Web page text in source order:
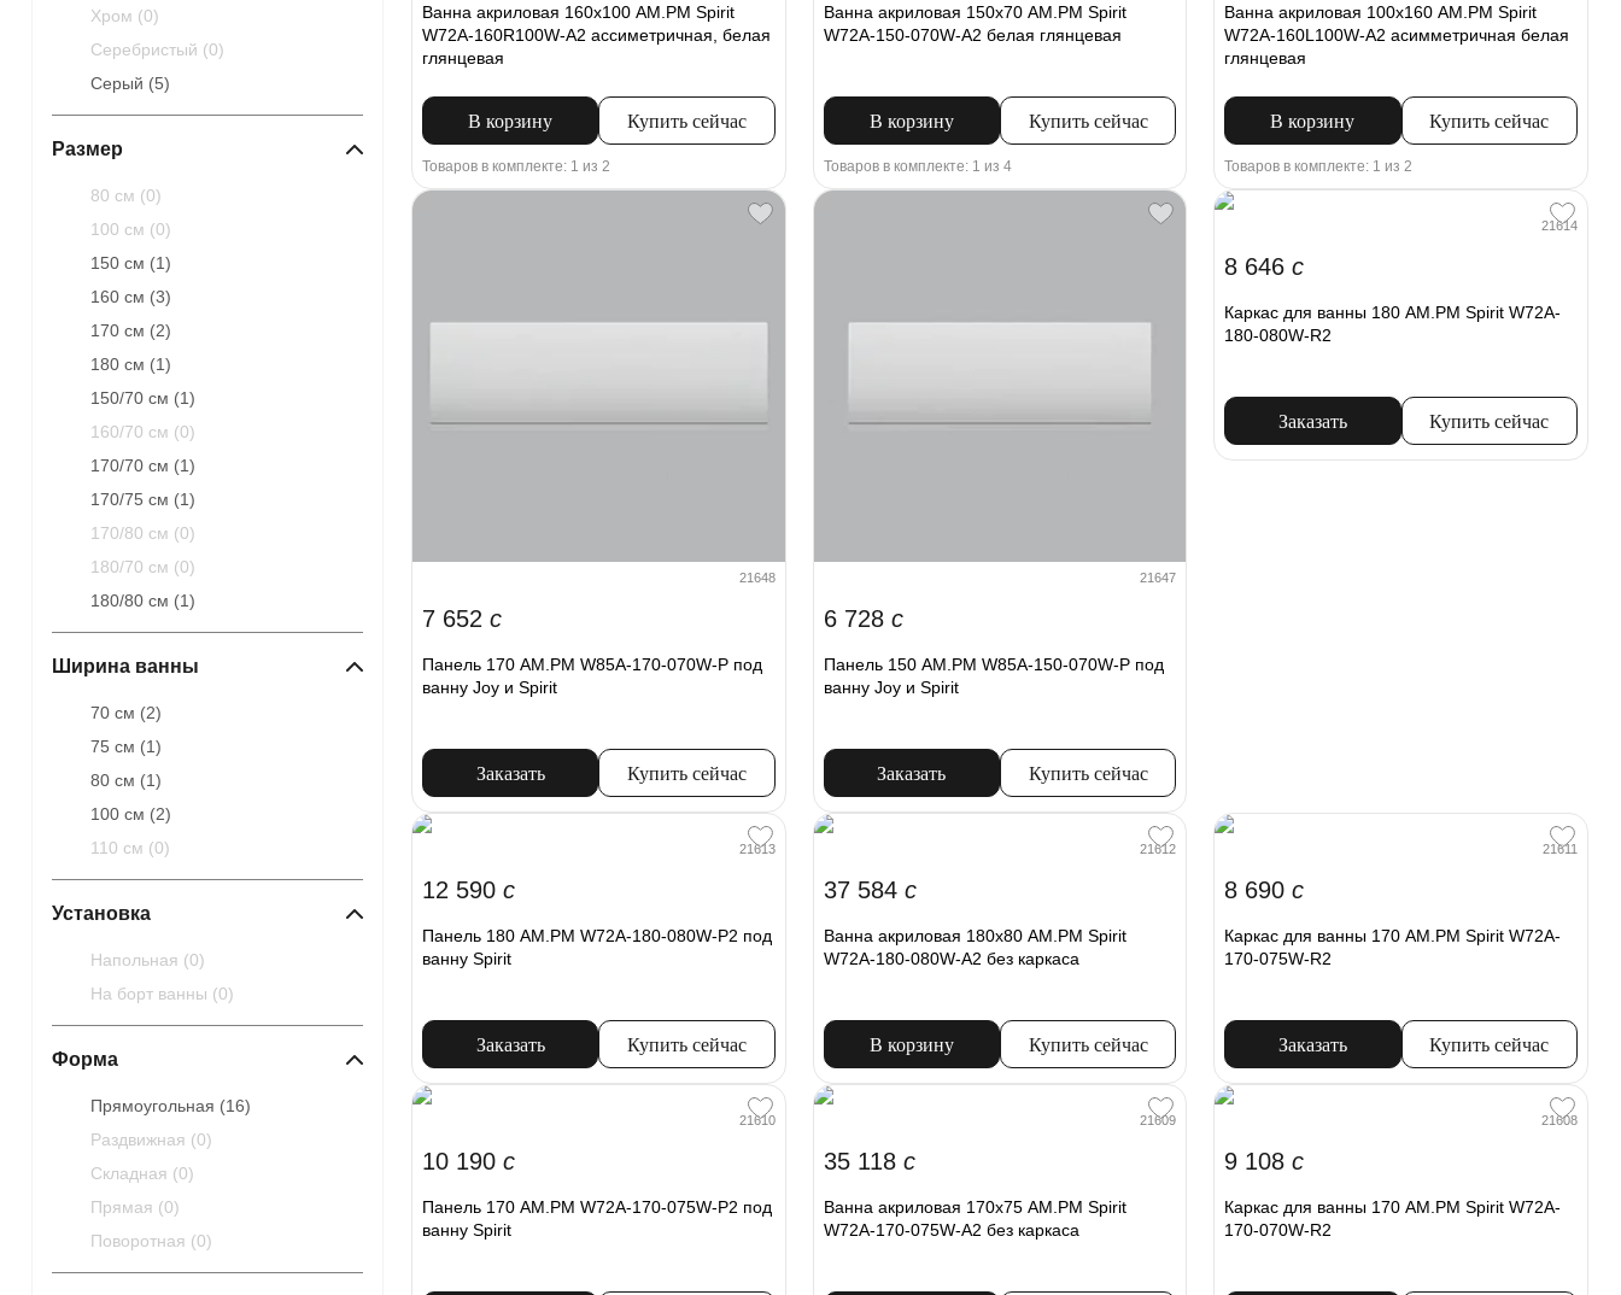
Хром (0)
Серебристый (0)
Серый (5)
Размер
80 см (0)
100 см (0)
150 см (1)
160 см (3)
170 см (2)
180 см (1)
150/70 см (1)
160/70 см (0)
170/70 см (1)
170/75 см (1)
170/80 см (0)
180/70 см (0)
180/80 см (1)
Ширина ванны
70 см (2)
75 см (1)
80 см (1)
100 см (2)
110 см (0)
Установка
Напольная (0)
На борт ванны (0)
Форма
Прямоугольная (16)
Раздвижная (0)
Складная (0)
Прямая (0)
Поворотная (0)
Ванна акриловая 160x100 AM.PM Spirit
W72A-160R100W-A2 ассиметричная, белая
глянцевая
В корзину Купить сейчас
Товаров в комплекте: 1 из 2
Ванна акриловая 150x70 AM.PM Spirit
W72A-150-070W-A2 белая глянцевая
В корзину Купить сейчас
Товаров в комплекте: 1 из 4
Ванна акриловая 100x160 AM.PM Spirit
W72A-160L100W-A2 асимметричная белая
глянцевая
В корзину Купить сейчас
Товаров в комплекте: 1 из 2
21648
7 652 c
Панель 170 AM.PM W85A-170-070W-P под
ванну Joy и Spirit
Заказать Купить сейчас
21647
6 728 c
Панель 150 AM.PM W85A-150-070W-P под
ванну Joy и Spirit
Заказать Купить сейчас
21614
8 646c
Каркас для ванны 180 AM.PM Spirit W72A-
180-080W-R2
Заказать Купить сейчас
21613
12 590 c
Панель 180 AM.PM W72A-180-080W-P2 под
ванну Spirit
Заказать Купить сейчас
21612
37 584 c
Ванна акриловая 180x80 AM.PM Spirit
W72A-180-080W-A2 без каркаса
В корзину Купить сейчас
21611
8 690c
Каркас для ванны 170 AM.PM Spirit W72A-
170-075W-R2
Заказать Купить сейчас
21610
10 190 c
Панель 170 AM.PM W72A-170-075W-P2 под
ванну Spirit
21609
35 118 c
Ванна акриловая 170x75 AM.PM Spirit
W72A-170-075W-A2 без каркаса
21608
9 108c
Каркас для ванны 170 AM.PM Spirit W72A-
170-070W-R2